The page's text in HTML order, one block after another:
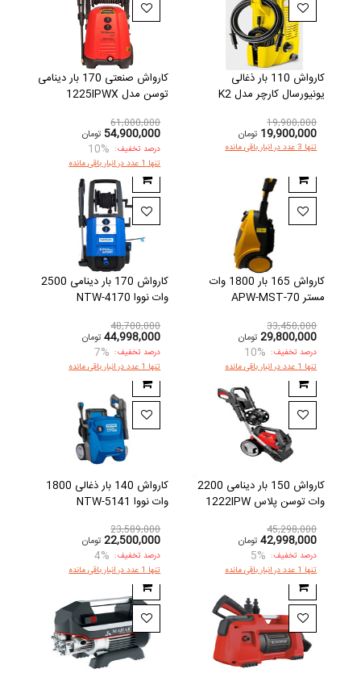
کارواش 110 بار ذغالی
یونیورسال کارچر مدل K2
19,900,000
19,900,000 تومان
تنها 3 عدد در انبار باقی مانده
کارواش صنعتی 170 بار دینامی
توسن مدل 1225IPWX
61,000,000
54,900,000 تومان
درصد تخفیف: 10%
تنها 1 عدد در انبار باقی مانده
کارواش 165 بار 1800 وات
مستر APW-MST-70
33,450,000
29,800,000 تومان
درصد تخفیف: 10%
تنها 1 عدد در انبار باقی مانده
کارواش 170 بار دینامی 2500
وات نووا NTW-4170
48,700,000
44,998,000 تومان
درصد تخفیف: 7%
تنها 1 عدد در انبار باقی مانده
کارواش 150 بار دینامی 2200
وات توسن پلاس 1222IPW
45,298,000
42,998,000 تومان
درصد تخفیف: 5%
تنها 1 عدد در انبار باقی مانده
کارواش 140 بار ذغالی 1800
وات نووا NTW-5141
23,589,000
22,500,000 تومان
درصد تخفیف: 4%
تنها 1 عدد در انبار باقی مانده